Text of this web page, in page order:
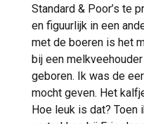
Standard & Poor’s te
en figuurlijk in een
met de boeren is het
bij een
geboren. Ik was de
mocht geven. Het
Hoe leuk is dat?